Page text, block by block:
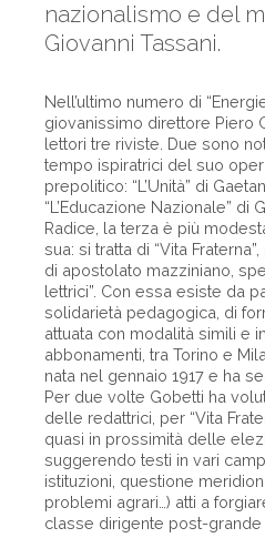
nazionalismo e del
Giovanni Tassani.
Nell’ultimo numero di
giovanissimo direttore Piero
lettori tre riviste. Due sono
tempo ispiratrici del suo
prepolitico: “L’Unità” di
“L’Educazione Nazionale” di
Radice, la terza è più
sua: si tratta di “Vita
di apostolato mazziniano,
lettrici”. Con essa esiste da
solidarietà pedagogica, di
attuata con modalità simili e
abbonamenti, tra Torino e
nata nel gennaio 1917 e ha
Per due volte Gobetti ha
delle redattrici, per “Vita
quasi in prossimità delle
suggerendo testi in vari
istituzioni, questione
problemi agrari…) atti a
classe dirigente post-